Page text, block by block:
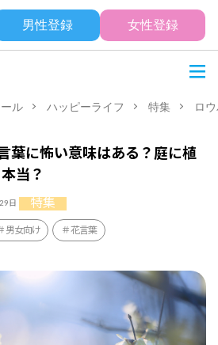
男性登録 女性登録
ル ハッピーライフ 特集 ロ
葉に怖い意味はある？庭に植
当？
日 特集
男女向け 花言葉